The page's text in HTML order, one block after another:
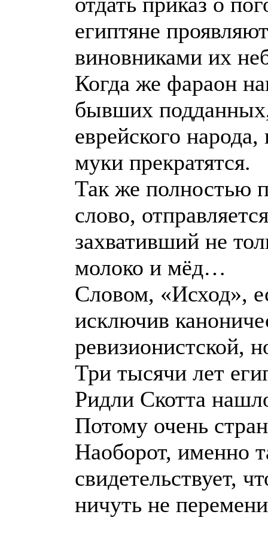
египтяне
виновниками их
Когда же фараон
бывших подданных,
еврейского
муки прекратятся.
Так же полностью
слово,
захвативший не
молоко и мёд…
Словом, «Исход»,
исключив
ревизионистской,
Три тысячи лет
Ридли Скотта
Потому очень
Наоборот, именно
свидетельствует,
ничуть не